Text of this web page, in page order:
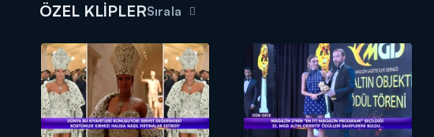
ÖZEL KLİPLERSırala